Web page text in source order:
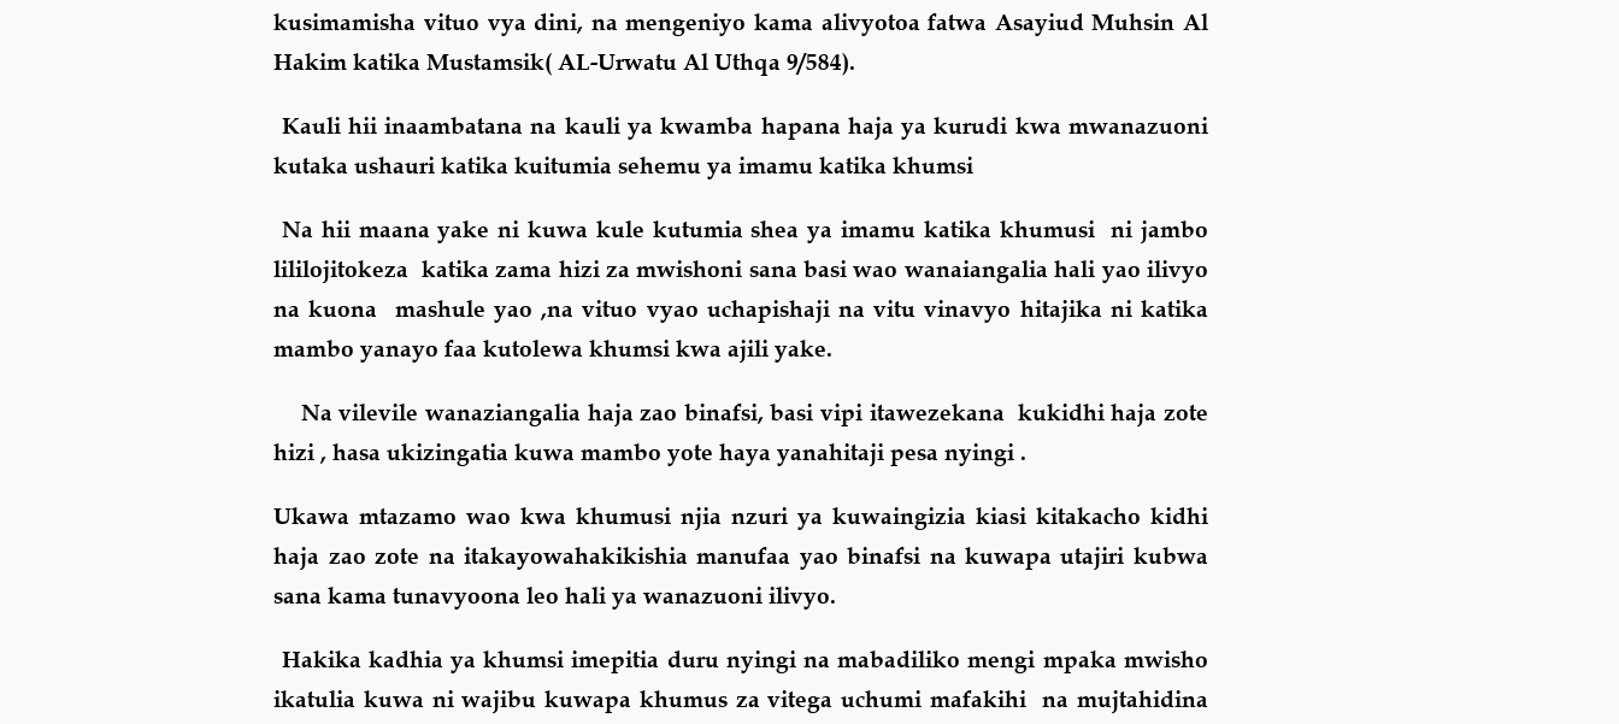
kusimamisha vituo vya dini, na mengeniyo kama alivyotoa fatwa Asayiud Muhsin Al
Hakim katika Mustamsik( AL-Urwatu Al Uthqa 9/584).
Kauli hii inaambatana na kauli ya kwamba hapana haja ya kurudi kwa mwanazuoni
kutaka ushauri katika kuitumia sehemu ya imamu katika khumsi
Na hii maana yake ni kuwa kule kutumia shea ya imamu katika khumusi ni jambo
lililojitokeza katika zama hizi za mwishoni sana basi wao wanaiangalia hali yao ilivyo
na kuona mashule yao ,na vituo vyao uchapishaji na vitu vinavyo hitajika ni katika
mambo yanayo faa kutolewa khumsi kwa ajili yake.
Na vilevile wanaziangalia haja zao binafsi, basi vipi itawezekana kukidhi haja zote
hizi , hasa ukizingatia kuwa mambo yote haya yanahitaji pesa nyingi .
Ukawa mtazamo wao kwa khumusi njia nzuri ya kuwaingizia kiasi kitakacho kidhi
haja zao zote na itakayowahakikishia manufaa yao binafsi na kuwapa utajiri kubwa
sana kama tunavyoona leo hali ya wanazuoni ilivyo.
Hakika kadhia ya khumsi imepitia duru nyingi na mabadiliko mengi mpaka mwisho
ikatulia kuwa ni wajibu kuwapa khumus za vitega uchumi mafakihi na mujtahidina